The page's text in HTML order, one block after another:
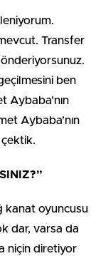
Transfer
ben
Aybaba’nın
Aybaba’nın
çektik.
kanat oyuncusu
dar, varsa da
niçin diretiyor